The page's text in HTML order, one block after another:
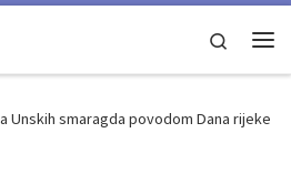
Search
Unskih smaragda povodom Dana rijeke